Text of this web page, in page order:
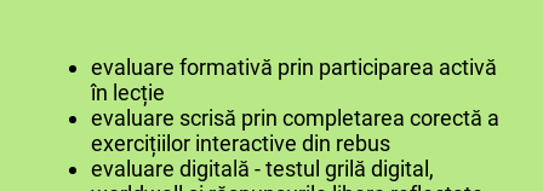
evaluare formativă prin participarea activă
în lecție
evaluare scrisă prin completarea corectă a
exercițiilor interactive din rebus
evaluare digitală - testul grilă digital,